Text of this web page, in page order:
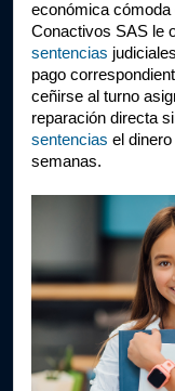
económica
Conactivos SAS le
sentencias
pago
ceñirse al turno
reparación directa
sentencias el
semanas.